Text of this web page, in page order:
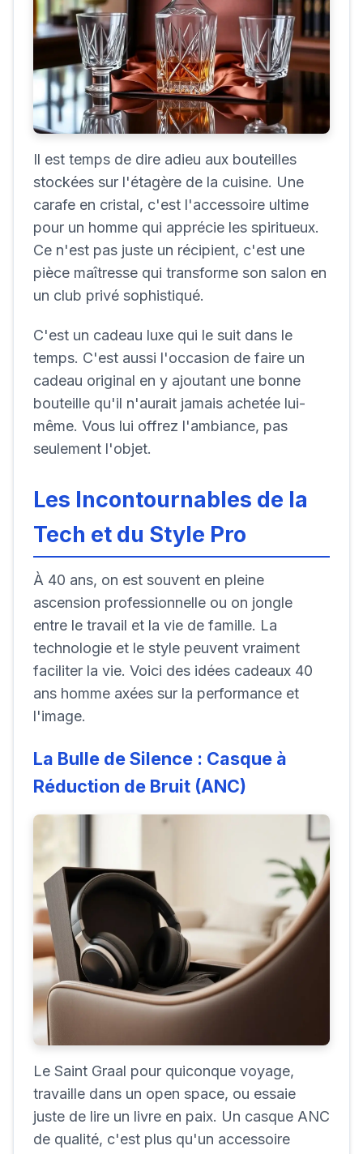
Il est temps de dire adieu aux bouteilles
stockées sur l'étagère de la cuisine. Une
carafe en cristal, c'est l'accessoire ultime
pour un homme qui apprécie les spiritueux.
Ce n'est pas juste un récipient, c'est une
pièce maîtresse qui transforme son salon en
un club privé sophistiqué.
C'est un cadeau luxe qui le suit dans le
temps. C'est aussi l'occasion de faire un
cadeau original en y ajoutant une bonne
bouteille qu'il n'aurait jamais achetée lui-
même. Vous lui offrez l'ambiance, pas
seulement l'objet.
Les Incontournables de la
Tech et du Style Pro
À 40 ans, on est souvent en pleine
ascension professionnelle ou on jongle
entre le travail et la vie de famille. La
technologie et le style peuvent vraiment
faciliter la vie. Voici des idées cadeaux 40
ans homme axées sur la performance et
l'image.
La Bulle de Silence : Casque à
Réduction de Bruit (ANC)
Le Saint Graal pour quiconque voyage,
travaille dans un open space, ou essaie
juste de lire un livre en paix. Un casque ANC
de qualité, c'est plus qu'un accessoire